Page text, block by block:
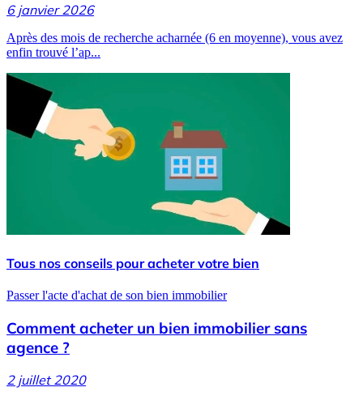
6 janvier 2026
Après des mois de recherche acharnée (6 en moyenne), vous avez
enfin trouvé l’ap...
Tous nos conseils pour acheter votre bien
Passer l'acte d'achat de son bien immobilier
Comment acheter un bien immobilier sans
agence ?
2 juillet 2020